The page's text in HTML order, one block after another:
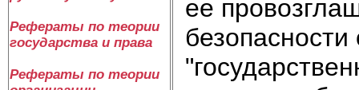
Рефераты по теории
государства и права
Рефераты по теории
ее